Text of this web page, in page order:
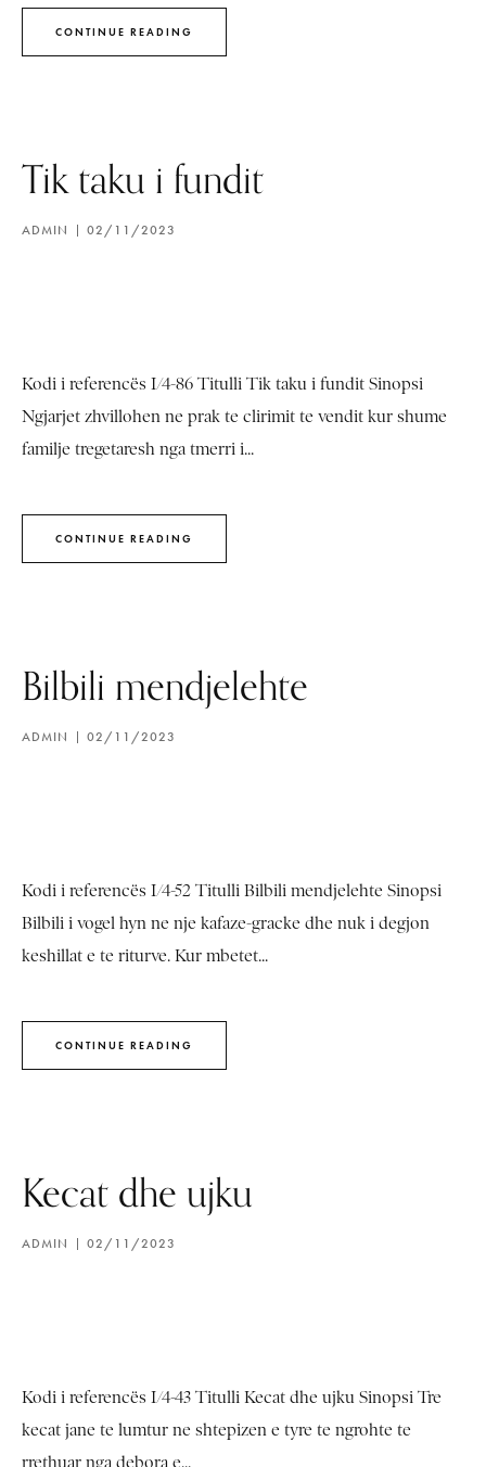
CONTINUE READING
Tik taku i fundit
ADMIN 02/11/2023
Kodi i referencës I/4-86 Titulli Tik taku i fundit Sinopsi
Ngjarjet zhvillohen ne prak te clirimit te vendit kur shume
familje tregetaresh nga tmerri i...
CONTINUE READING
Bilbili mendjelehte
ADMIN 02/11/2023
Kodi i referencës I/4-52 Titulli Bilbili mendjelehte Sinopsi
Bilbili i vogel hyn ne nje kafaze-gracke dhe nuk i degjon
keshillat e te riturve. Kur mbetet...
CONTINUE READING
Kecat dhe ujku
ADMIN 02/11/2023
Kodi i referencës I/4-43 Titulli Kecat dhe ujku Sinopsi Tre
kecat jane te lumtur ne shtepizen e tyre te ngrohte te
rrethuar nga debora e...